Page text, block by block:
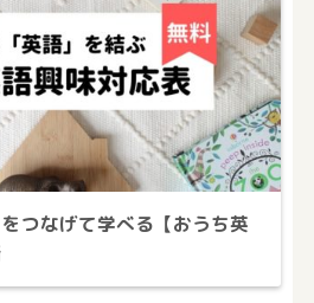
つなげて学べる【おうち英